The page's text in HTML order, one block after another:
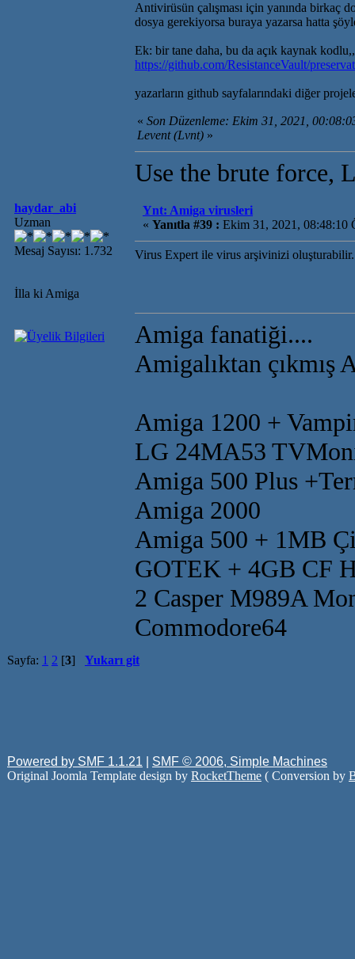
Antivirüsün çalışması için yanında birkaç
dosya gerekiyorsa buraya yazarsa hatta
Ek: bir tane daha, bu da açık kaynak
https://github.com/ResistanceVault/
yazarların github sayfalarındaki diğer
« Son Düzenleme: Ekim 31, 2021,
Levent (Lvnt) »
Use the brute force,
haydar_abi
Uzman
Mesaj Sayısı: 1.732
İlla ki Amiga
Ynt: Amiga virusleri
« Yanıtla #39 : Ekim 31, 2021, 08:48:10
Virus Expert ile virus arşivinizi
Amiga fanatiği....
Amigalıktan çıkmış
Amiga 1200 +
LG 24MA53
Amiga 500 Plus
Amiga 2000
Amiga 500 + 1MB
GOTEK + 4GB CF
2 Casper M989A
Commodore64
Sayfa: 1 2 [3] Yukarı git
Powered by SMF 1.1.21
SMF © 2006, Simple Machines
Original Joomla Template design by RocketTheme ( Conversion by